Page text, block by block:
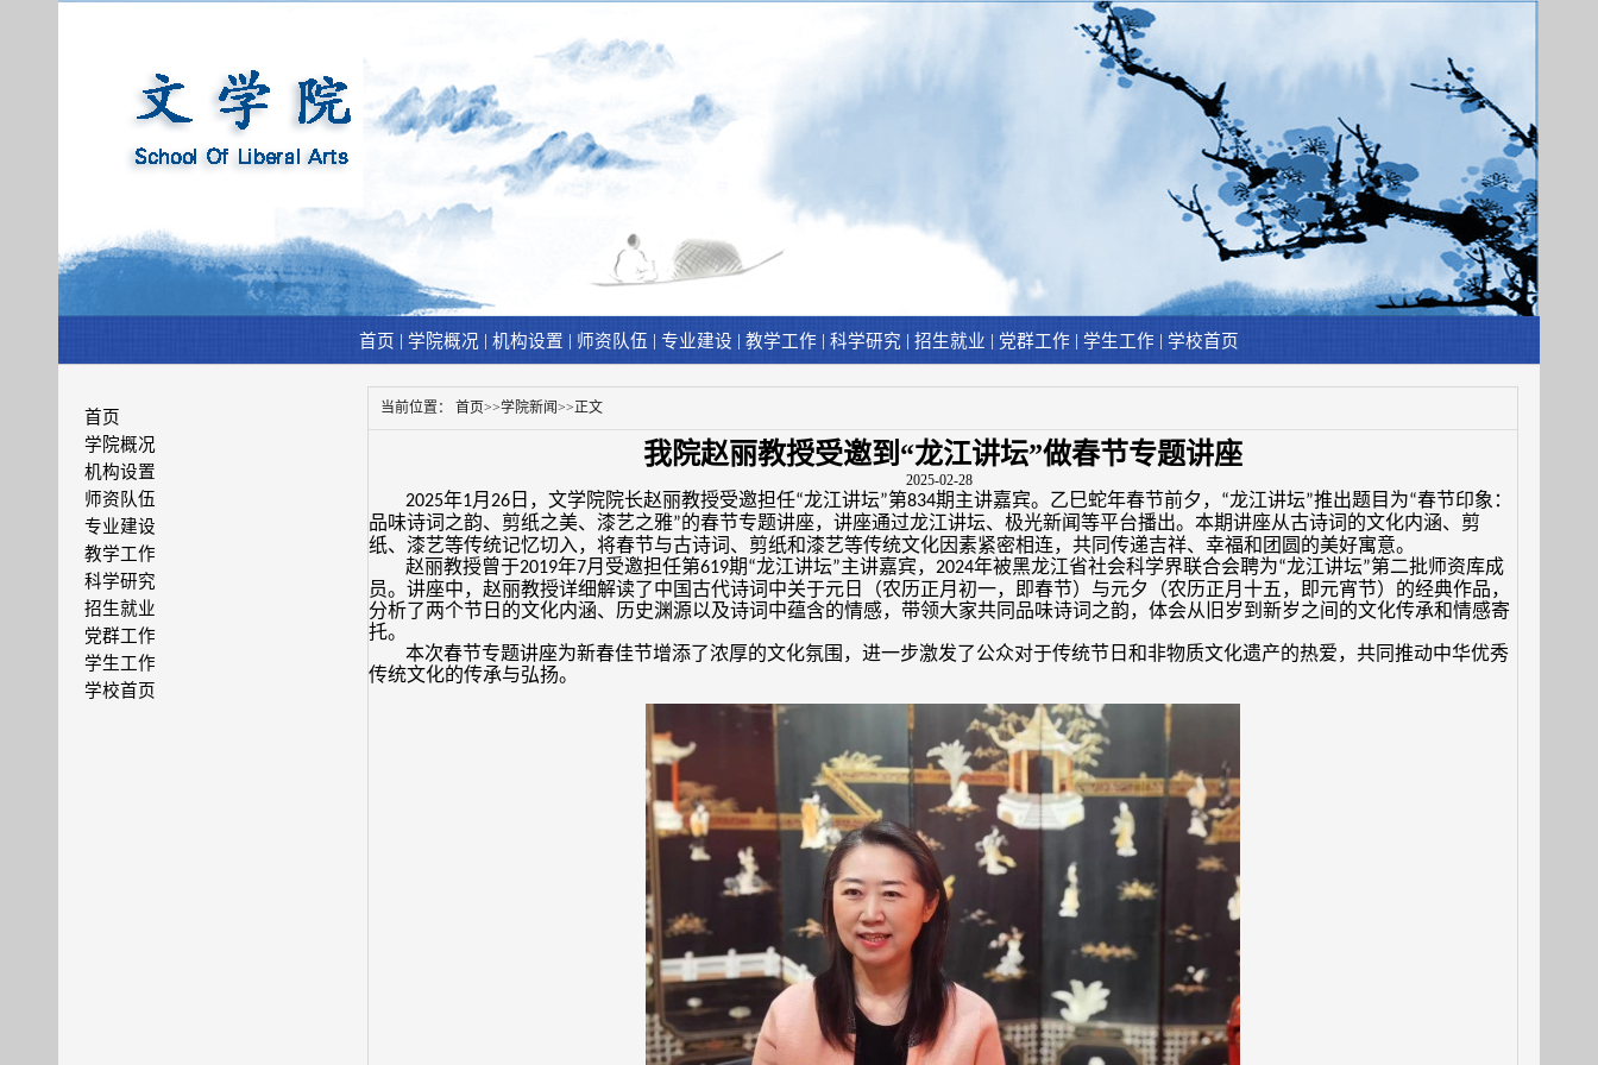
首页 | 学院概况 | 机构设置 | 师资队伍 | 专业建设 | 教学工作 | 科学研究 | 招生就业 | 党群工作 | 学生工作 | 学校首页
首页
学院概况
机构设置
师资队伍
专业建设
教学工作
科学研究
招生就业
党群工作
学生工作
学校首页
当前位置： 首页>>学院新闻>>正文
我院赵丽教授受邀到“龙江讲坛”做春节专题讲座
2025-02-28
2025年1月 26 日，文学院院长赵丽教授受邀担任“龙江讲坛”第834期主讲嘉宾。乙巳蛇年春节前夕， “龙江讲坛”推出题目为“春节印象：
品味诗词之韵、剪纸之美、漆艺之雅”的春节专题讲座，讲座通过龙江讲坛、极光新闻等平台播出。本期讲座从古诗词的文化内涵、剪
纸、漆艺等传统记忆切入，将春节与古诗词、剪纸和漆艺等传统文化因素紧密相连，共同传递吉祥、幸福和团圆的美好寓意。
赵丽教授曾于2019年7月受邀担任第619期“龙江讲坛”主讲嘉宾， 2024年被黑龙江省社会科学界联合会聘为“龙江讲坛”第二批师资库成
员。讲座中，赵丽教授详细解读了中国古代诗词中关于元日（农历正月初一，即春节）与元夕（农历正月十五，即元宵节）的经典作品，
分析了两个节日的文化内涵、历史渊源以及诗词中蕴含的情感，带领大家共同品味诗词之韵，体会从旧岁到新岁之间的文化传承和情感寄
托。
本次春节专题讲座为新春佳节增添了浓厚的文化氛围，进一步激发了公众对于传统节日和非物质文化遗产的热爱，共同推动中华优秀
传统文化的传承与弘扬。